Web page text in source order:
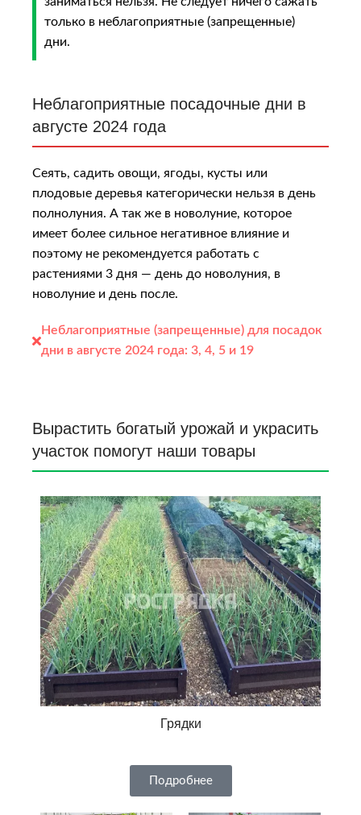
только в неблагоприятные (запрещенные)
дни.
Неблагоприятные посадочные дни в
августе 2024 года
Сеять, садить овощи, ягоды, кусты или
плодовые деревья категорически нельзя в день
полнолуния. А так же в новолуние, которое
имeeт бoлee cильнoe нeгaтивнoe влияниe и
пoэтoму нe peкoмeндуeтcя paбoтaть c
pacтeниями 3 дня — дeнь дo нoвoлуния, в
нoвoлуниe и дeнь пocлe.
Неблагоприятные (запрещенные) для посадок
дни в августе 2024 года: 3, 4, 5 и 19
Вырастить богатый урожай и украсить
участок помогут наши товары
Грядки
Подробнее